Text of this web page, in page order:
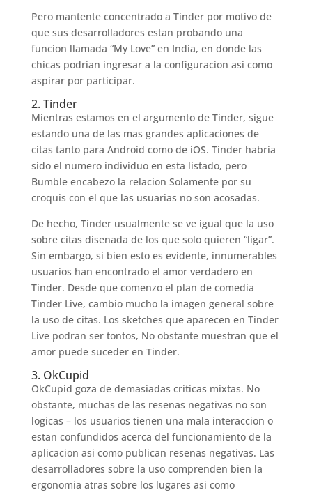
Pero mantente concentrado a Tinder por motivo de
que sus desarrolladores estan probando una
funcion llamada “My Love” en India, en donde las
chicas podri­an ingresar a la configuracion asi­ como
aspirar por participar.
2. Tinder
Mientras estamos en el argumento de Tinder, sigue
estando una de las mas grandes aplicaciones de
citas tanto para Android como de iOS. Tinder habria
sido el numero individuo en esta listado, pero
Bumble encabezo la relacion Solamente por su
croquis con el que las usuarias no son acosadas.
De hecho, Tinder usualmente se ve igual que la uso
sobre citas disenada de los que solo quieren “ligar”.
Sin embargo, si bien esto es evidente, innumerables
usuarios han encontrado el amor verdadero en
Tinder. Desde que comenzo el plan de comedia
Tinder Live, cambio mucho la imagen general sobre
la uso de citas. Los sketches que aparecen en Tinder
Live podran ser tontos, No obstante muestran que el
amor puede suceder en Tinder.
3. OkCupid
OkCupid goza de demasiadas criticas mixtas. No
obstante, muchas de las resenas negativas no son
logicas – los usuarios tienen una mala interaccion o
estan confundidos acerca del funcionamiento de la
aplicacion asi­ como publican resenas negativas. Las
desarrolladores sobre la uso comprenden bien la
ergonomia atras sobre los lugares asi­ como